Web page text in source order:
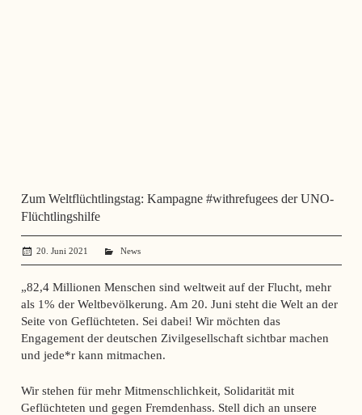
Zum Weltflüchtlingstag: Kampagne #withrefugees der UNO-
Flüchtlingshilfe
20. Juni 2021 administrator
News
„82,4 Millionen Menschen sind weltweit auf der Flucht, mehr
als 1% der Weltbevölkerung. Am 20. Juni steht die Welt an der
Seite von Geflüchteten. Sei dabei! Wir möchten das
Engagement der deutschen Zivilgesellschaft sichtbar machen
und jede*r kann mitmachen.
Wir stehen für mehr Mitmenschlichkeit, Solidarität mit
Geflüchteten und gegen Fremdenhass. Stell dich an unsere